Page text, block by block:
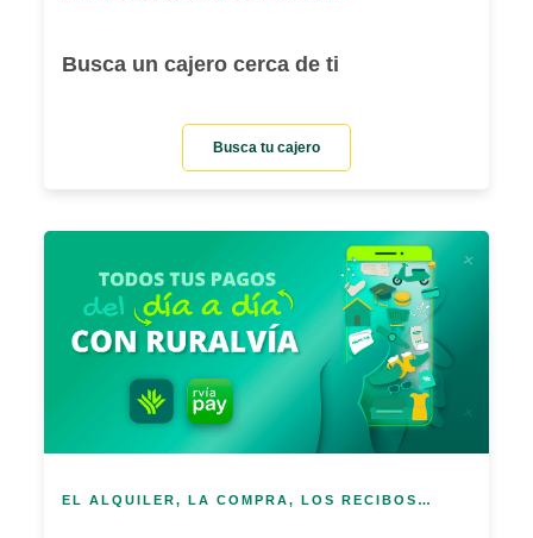
Busca un cajero cerca de ti
Busca tu cajero
EL ALQUILER, LA COMPRA, LOS RECIBOS…